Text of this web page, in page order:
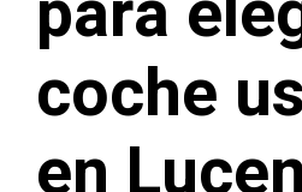
coche